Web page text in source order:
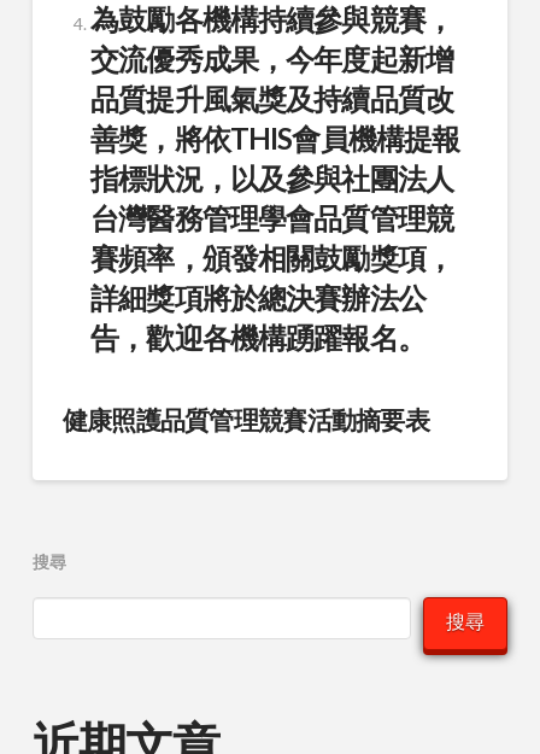
為鼓勵各機構持續參與競賽，
交流優秀成果，今年度起新增
品質提升風氣獎及持續品質改
善獎，將依THIS會員機構提報
指標狀況，以及參與社團法人
台灣醫務管理學會品質管理競
賽頻率，頒發相關鼓勵獎項，
詳細獎項將於總決賽辦法公
告，歡迎各機構踴躍報名。
健康照護品質管理競賽活動摘要表
搜尋
搜尋